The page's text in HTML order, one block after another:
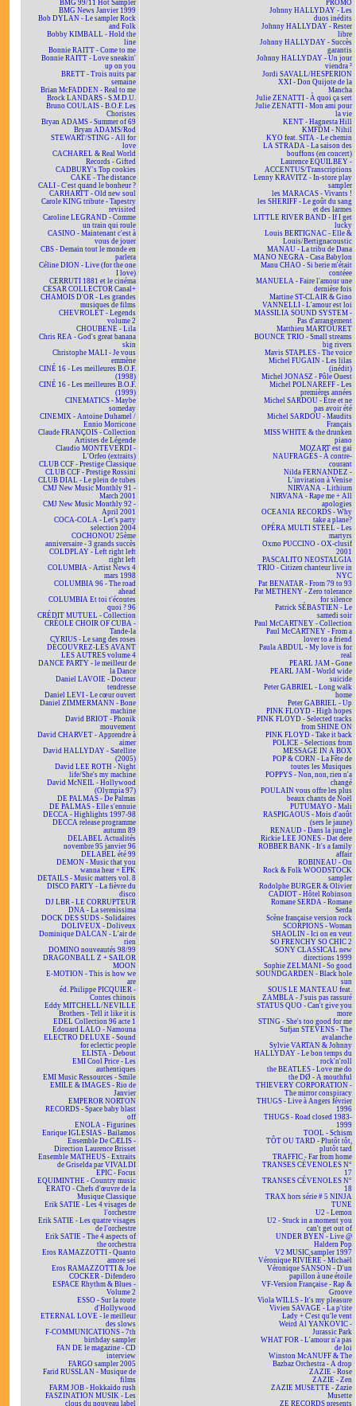
BMG 99/11 Hot Sampler
BMG News Janvier 1999
Bob DYLAN - Le sampler Rock
and Folk
Bobby KIMBALL - Hold the
line
Bonnie RAITT - Come to me
Bonnie RAITT - Love sneakin'
up on you
BRETT - Trois nuits par
semaine
Brian McFADDEN - Real to me
Brock LANDARS - S.M.D.U.
Bruno COULAIS - B.O.F. Les
Choristes
Bryan ADAMS - Summer of 69
Bryan ADAMS/Rod
STEWART/STING - All for
love
CACHAREL & Real World
Records - Gifted
CADBURY's Top cookies
CAKE - The distance
CALI - C'est quand le bonheur ?
CARHARTT - Old new soul
Carole KING tribute - Tapestry
revisited
Caroline LEGRAND - Comme
un train qui roule
CASINO - Maintenant c'est à
vous de jouer
CBS - Demain tout le monde en
parlera
Céline DION - Live (for the one
I love)
CERRUTI 1881 et le cinéma
CESAR COLLECTOR Canal+
CHAMOIS D'OR - Les grandes
musiques de films
CHEVROLET - Legends
volume 2
CHOUBENE - Lila
Chris REA - God's great banana
skin
Christophe MALI - Je vous
emmène
CINÉ 16 - Les meilleures B.O.F.
(1998)
CINÉ 16 - Les meilleures B.O.F.
(1999)
CINEMATICS - Maybe
someday
CINEMIX - Antoine Duhamel /
Ennio Morricone
Claude FRANÇOIS - Collection
Artistes de Légende
Claudio MONTEVERDI -
L'Orfeo (extraits)
CLUB CCF - Prestige Classique
CLUB CCF - Prestige Rossini
CLUB DIAL - Le plein de tubes
CMJ New Music Monthly 91 -
March 2001
CMJ New Music Monthly 92 -
April 2001
COCA-COLA - Let's party
selection 2004
COCHONOU 25ème
anniversaire - 3 grands succès
COLDPLAY - Left right left
right left
COLUMBIA - Artist News 4
mars 1998
COLUMBIA 96 - The road
ahead
COLUMBIA Et toi t'écoutes
quoi ? 96
CRÉDIT MUTUEL - Collection
CRÉOLE CHOIR OF CUBA -
Tande-la
CYRIUS - Le sang des roses
DÉCOUVREZ-LES AVANT
LES AUTRES volume 4
DANCE PARTY - le meilleur de
la Dance
Daniel LAVOIE - Docteur
tendresse
Daniel LEVI - Le cœur ouvert
Daniel ZIMMERMANN - Bone
machine
David BRIOT - Phonik
mouvement
David CHARVET - Apprendre à
aimer
David HALLYDAY - Satellite
(2005)
David LEE ROTH - Night
life/She's my machine
David McNEIL - Hollywood
(Olympia 97)
DE PALMAS - De Palmas
DE PALMAS - Elle s'ennuie
DECCA - Highlights 1997-98
DECCA release programme
autumn 89
DELABEL Actualités
novembre 95 janvier 96
DELABEL été 99
DEMON - Music that you
wanna hear + EPK
DETAILS - Music matters vol. 8
DISCO PARTY - La fièvre du
disco
DJ LBR - LE CORRUPTEUR
DNA - La serenissima
DOCK DES SUDS - Solidaires
DOLIVEUX - Doliveux
Dominique DALCAN - L'air de
rien
DOMINO nouveautés 98/99
DRAGONBALL Z + SAILOR
MOON
E-MOTION - This is how we
are
éd. Philippe PICQUIER -
Contes chinois
Eddy MITCHELL/NEVILLE
Brothers - Tell it like it is
EDEL Collection 96 acte 1
Edouard LALO - Namouna
ELECTRO DELUXE - Sound
for eclectic people
ELISTA - Debout
EMI Cool Price - Les
authentiques
EMI Music Ressources - Smile
EMILE & IMAGES - Rio de
Janvier
EMPEROR NORTON
RECORDS - Space baby blast
off
ENOLA - Figurines
Enrique IGLESIAS - Bailamos
Ensemble De CÆLIS -
Direction Laurence Brisset
Ensemble MATHEUS - Extraits
de Griselda par VIVALDI
EPIC - Focus
EQUIMINTHE - Country music
ERATO - Chefs d'œuvre de la
Musique Classique
Erik SATIE - Les 4 visages de
l'orchestre
Erik SATIE - Les quatre visages
de l'orchestre
Erik SATIE - The 4 aspects of
the orchestra
Eros RAMAZZOTTI - Quanto
amore sei
Eros RAMAZZOTTI & Joe
COCKER - Difendero
ESPACE Rhythm & Blues -
Volume 2
ESSO - Sur la route
d'Hollywood
ETERNAL LOVE - le meilleur
des slows
F-COMMUNICATIONS - 7th
birthday sampler
FAN DE le magazine - CD
interview
FARGO sampler 2005
Farid RUSSLAN - Musique de
films
FARM JOB - Hokkaïdo rush
FASZINATION MUSIK - Les
clous du nouveau label
PROMO
Johnny HALLYDAY - Les
duos inédits
Johnny HALLYDAY - Rester
libre
Johnny HALLYDAY - Succès
garantis
Johnny HALLYDAY - Un jour
viendra ²
Jordi SAVALL/HESPERION
XXI - Don Quijote de la
Mancha
Julie ZENATTI - À quoi ça sert
Julie ZENATTI - Mon ami pour
la vie
KENT - Hagnesta Hill
KMFDM - Nihil
KYO feat. SITA - Le chemin
LA STRADA - La saison des
bouffons (en concert)
Laurence EQUILBEY -
ACCENTUS/Transcriptions
Lenny KRAVITZ - In-store play
sampler
les MARACAS - Vivants !
les SHERIFF - Le goût du sang
et des larmes
LITTLE RIVER BAND - If I get
lucky
Louis BERTIGNAC - Elle &
Louis/Bertignacoustic
MANAU - La tribu de Dana
MANO NEGRA - Casa Babylon
Manu CHAO - Si berie m'était
contéee
MANUELA - Faire l'amour une
dernière fois
Martine ST-CLAIR & Gino
VANNELLI - L'amour est loi
MASSILIA SOUND SYSTEM -
Pas d'arrangement
Matthieu MARTOURET
BOUNCE TRIO - Small streams
big rivers
Mavis STAPLES - The voice
Michel FUGAIN - Les lilas
(inédit)
Michel JONASZ - Pôle Ouest
Michel POLNAREFF - Les
premières années
Michel SARDOU - Être et ne
pas avoir été
Michel SARDOU - Maudits
Français
MISS WHITE & the drunken
piano
MOZART est gai
NAUFRAGÉS - À contre-
courant
Nilda FERNANDEZ -
L'invitation à Venise
NIRVANA - Lithium
NIRVANA - Rape me + All
apologies
OCEANIA RECORDS - Why
take a plane?
OPÉRA MULTI STEEL - Les
martyrs
Oxmo PUCCINO - OX-clusif
2001
PASCALITO NEOSTALGIA
TRIO - Citizen chanteur live in
NYC
Pat BENATAR - From 79 to 93
Pat METHENY - Zero tolerance
for silence
Patrick SÉBASTIEN - Le
samedi soir
Paul McCARTNEY - Collection
Paul McCARTNEY - From a
lover to a friend
Paula ABDUL - My love is for
real
PEARL JAM - Gone
PEARL JAM - World wide
suicide
Peter GABRIEL - Long walk
home
Peter GABRIEL - Up
PINK FLOYD - High hopes
PINK FLOYD - Selected tracks
from SHINE ON
PINK FLOYD - Take it back
POLICE - Selections from
MESSAGE IN A BOX
POP & CORN - La Fête de
toutes les Musiques
POPPYS - Non, non, rien n'a
changé
POULAIN vous offre les plus
beaux chants de Noël
PUTUMAYO - Mali
RASPIGAOUS - Mois d'août
(sers le jaune)
RENAUD - Dans la jungle
Rickie LEE JONES - Dat dere
ROBBER BANK - It's a family
affair
ROBINEAU - On
Rock & Folk WOODSTOCK
sampler
Rodolphe BURGER & Olivier
CADIOT - Hôtel Robinson
Romane SERDA - Romane
Serda
Scène française version rock
SCORPIONS - Woman
SHAOLIN - Ici on en veut
SO FRENCHY SO CHIC 2
SONY CLASSICAL new
directions 1999
Sophie ZELMANI - So good
SOUNDGARDEN - Black hole
sun
SOUS LE MANTEAU feat.
ZAMBLA - J'suis pas rassuré
STATUS QUO - Can't give you
more
STING - She's too good for me
Sufjan STEVENS - The
avalanche
Sylvie VARTAN & Johnny
HALLYDAY - Le bon temps du
rock'n'roll
the BEATLES - Love me do
the DØ - A mouthful
THIEVERY CORPORATION -
The mirror conspiracy
THUGS - Live à Angers février
1996
THUGS - Road closed 1983-
1999
TOOL - Schism
TÔT OU TARD - Plutôt tôt,
plutôt tard
TRAFFIC - Far from home
TRANSES CÉVENOLES N°
17
TRANSES CÉVENOLES N°
18
TRAX hors série # 5 NINJA
TUNE
U2 - Lemon
U2 - Stuck in a moment you
can't get out of
UNDER BYEN - Live @
Haldern Pop
V2 MUSIC sampler 1997
Véronique RIVIÈRE - Michaël
Véronique SANSON - D'un
papillon à une étoile
VF-Version Française - Rap &
Groove
Viola WILLS - It's my pleasure
Vivien SAVAGE - La p'tite
Lady + C'est qu'le vent
Weird Al YANKOVIC -
Jurassic Park
WHAT FOR - L'amour n'a pas
de loi
Winston McANUFF & The
Bazbaz Orchestra - A drop
ZAZIE - Rose
ZAZIE - Zen
ZAZIE MUSETTE - Zazie
Musette
ZE RECORDS presents